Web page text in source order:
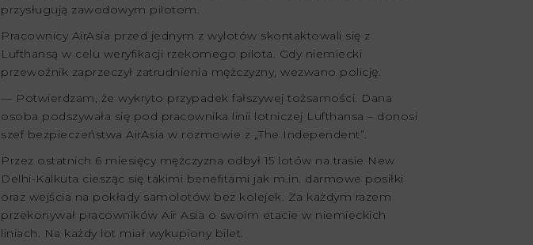
przysługują zawodowym pilotom.
Pracownicy AirAsia przed jednym z wylotów skontaktowali się z
Lufthansą w celu weryfikacji rzekomego pilota. Gdy niemiecki
przewoźnik zaprzeczył zatrudnienia mężczyzny, wezwano policję.
— Potwierdzam, że wykryto przypadek fałszywej tożsamości. Dana
osoba podszywała się pod pracownika linii lotniczej Lufthansa – donosi
szef bezpieczeństwa AirAsia w rozmowie z „The Independent”.
Przez ostatnich 6 miesięcy mężczyzna odbył 15 lotów na trasie New
Delhi-Kalkuta ciesząc się takimi benefitami jak m.in. darmowe posiłki
oraz wejścia na pokłady samolotów bez kolejek. Za każdym razem
przekonywał pracowników Air Asia o swoim etacie w niemieckich
liniach. Na każdy lot miał wykupiony bilet.